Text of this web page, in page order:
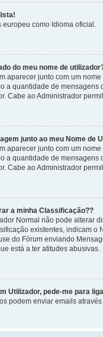
europeu como Idioma oficial.
do meu nome de
aparecer junto com um
a quantidade de mensagens
Cabe ao Administrador
junto ao meu Nome de
aparecer junto com um
a quantidade de mensagens
Cabe ao Administrador
a minha Classificação??
Normal não pode alterar
existentes, indicam
do Fórum enviando
está a ter atitudes abusivas.
Utilizador, pede-me para
podem enviar emails